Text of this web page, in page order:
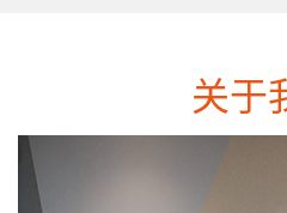
关于